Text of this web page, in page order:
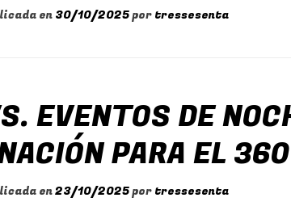
en30/10/2025portressesenta
EVENTOS DE
PARA EL 360
en23/10/2025portressesenta